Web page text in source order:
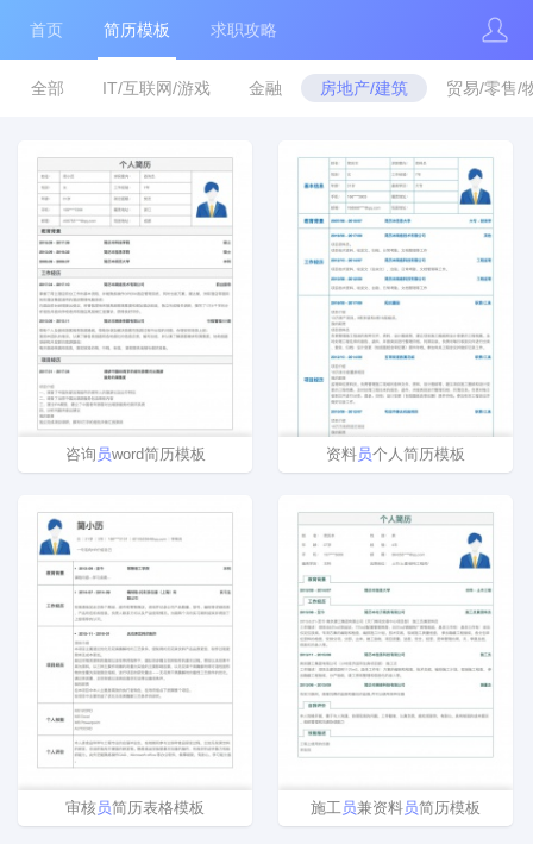
首页 简历模板 求职攻略
全部 IT/互联网/游戏 金融 房地产/建筑 贸易/零售/
咨询 员word简历模板 资料员个人简历模板
审核员简历表格模板 施工员兼资料员简历模板